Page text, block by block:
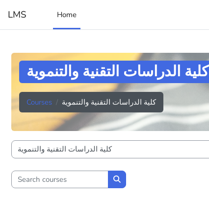
LMS Home
كلية الدراسات التقنية والتنموية
Courses كلية الدراسات التقنية والتنموية
Course categories
Search courses
Search courses